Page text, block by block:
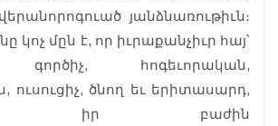
յանձնառութիւն։
կոչ մըն է, որ իւրաքանչիւր հայ՝
հոգեւորական,
ուսուցիչ, ծնող եւ երիտասարդ,
իր բաժին